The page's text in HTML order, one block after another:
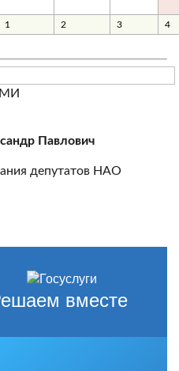
1 2 3 4
Павлович
депутатов НАО
вместе